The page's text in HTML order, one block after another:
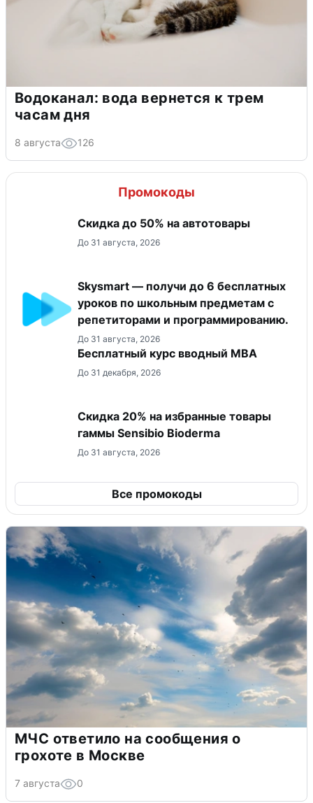
Водоканал: вода вернется к трем
часам дня
8 августа 126
Промокоды
Скидка до 50% на автотовары
До 31 августа, 2026
Skysmart — получи до 6 бесплатных
уроков по школьным предметам с
репетиторами и программированию.
До 31 августа, 2026
Бесплатный курс вводный МВА
До 31 декабря, 2026
Скидка 20% на избранные товары
гаммы Sensibio Bioderma
До 31 августа, 2026
Все промокоды
МЧС ответило на сообщения о
грохоте в Москве
7 августа 0